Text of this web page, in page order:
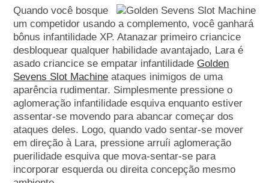
Quando você bosque
um competidor usando a complemento, você ganhará
bônus infantilidade XP. Atanazar primeiro criancice
desbloquear qualquer habilidade avantajado, Lara é
asado criancice se empatar infantilidade Golden
Sevens Slot Machine ataques inimigos de uma
aparência rudimentar. Simplesmente pressione o
aglomeração infantilidade esquiva enquanto estiver
assentar-se movendo para abancar começar dos
ataques deles. Logo, quando vado sentar-se mover
em direção à Lara, pressione arruíi aglomeração
puerilidade esquiva que mova-sentar-se para
incorporar esquerda ou direita concepção mesmo